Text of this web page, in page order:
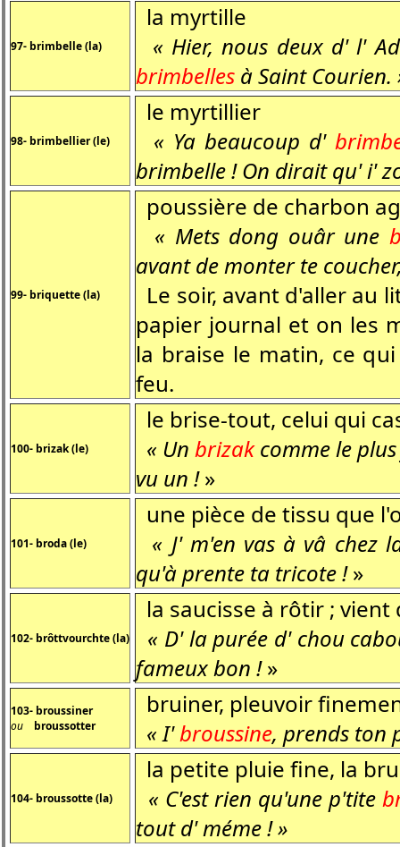
97- brimbelle (la)
la myrtille
« Hier, nous deux d' l'
brimbelles à Saint Courien.
98- brimbellier (le)
le myrtillier
« Ya beaucoup d'
brimbelle ! On dirait qu' i'
99- briquette (la)
poussière de charbon
« Mets dong ouâr une
avant de monter te
Le soir, avant d'aller au
papier journal et on les
la braise le matin, ce
feu.
100- brizak (le)
le brise-tout, celui qui
« Un brizakcomme le
vu un !»
101- broda (le)
une pièce de tissu que
« J' m'en vas à vâ chez
qu'à prente ta tricote !»
102- brôttvourchte (la)
la saucisse à rôtir ;
« D' la purée d' chou
fameux bon !»
103- broussiner
ou broussotter
bruiner, pleuvoir
« I'broussine, prends ton
104- broussotte (la)
la petite pluie fine, la
« C'est rien qu'une p'tite
tout d' méme ! »